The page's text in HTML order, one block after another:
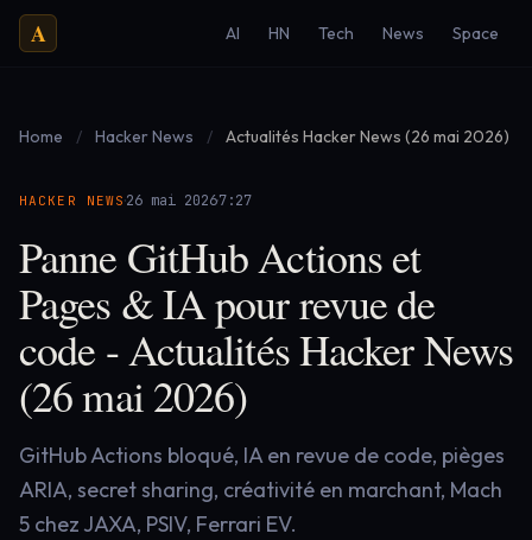
A AI HN Tech News Space
Home / Hacker News / Actualités Hacker News (26 mai 2026)
HACKER NEWS·26 mai 2026·7:27
Panne GitHub Actions et
Pages & IA pour revue de
code - Actualités Hacker News
(26 mai 2026)
GitHub Actions bloqué, IA en revue de code, pièges
ARIA, secret sharing, créativité en marchant, Mach
5 chez JAXA, PSIV, Ferrari EV.